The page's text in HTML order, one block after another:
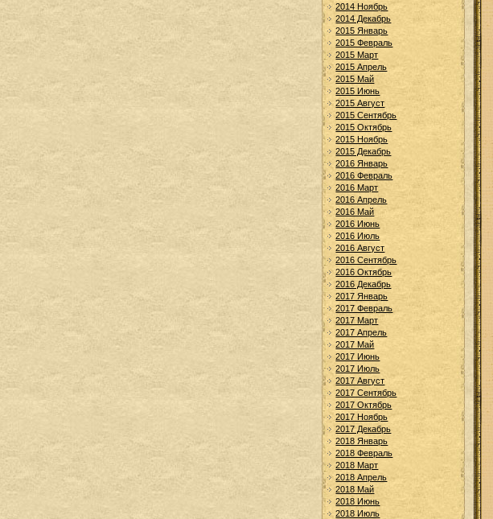
2014 Ноябрь
2014 Декабрь
2015 Январь
2015 Февраль
2015 Март
2015 Апрель
2015 Май
2015 Июнь
2015 Август
2015 Сентябрь
2015 Октябрь
2015 Ноябрь
2015 Декабрь
2016 Январь
2016 Февраль
2016 Март
2016 Апрель
2016 Май
2016 Июнь
2016 Июль
2016 Август
2016 Сентябрь
2016 Октябрь
2016 Декабрь
2017 Январь
2017 Февраль
2017 Март
2017 Апрель
2017 Май
2017 Июнь
2017 Июль
2017 Август
2017 Сентябрь
2017 Октябрь
2017 Ноябрь
2017 Декабрь
2018 Январь
2018 Февраль
2018 Март
2018 Апрель
2018 Май
2018 Июнь
2018 Июль